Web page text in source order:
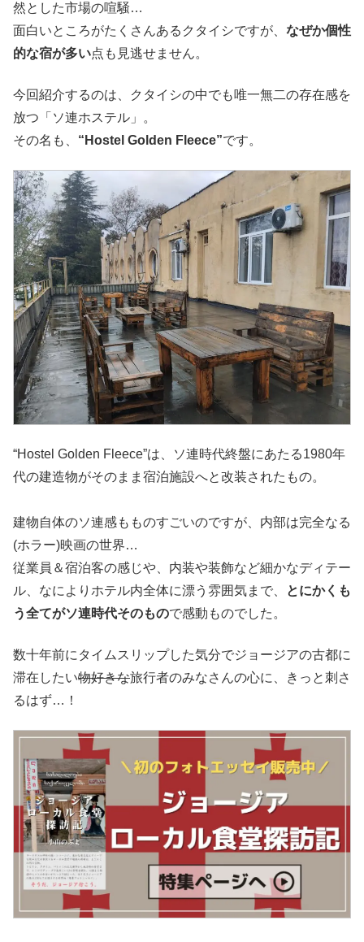
然とした市場の喧騒…
面白いところがたくさんあるクタイシですが、 なぜか個性
的な宿が多い点も見逃せません。
今回紹介するのは、クタイシの中でも唯一無二の存在感を
放つ「ソ連ホステル」。
その名も、 “Hostel Golden Fleece”です。
“Hostel Golden Fleece”は、ソ連時代終盤にあたる1980年
代の建造物がそのまま宿泊施設へと改装されたもの。
建物自体のソ連感もものすごいのですが、内部は完全なる
(ホラー)映画の世界…
従業員＆宿泊客の感じや、内装や装飾など細かなディテー
ル、なによりホテル内全体に漂う雰囲気まで、
とにかくも
う全てがソ連時代そのもので感動ものでした。
数十年前にタイムスリップした気分でジョージアの古都に
滞在したい物好きな旅行者のみなさんの心に、きっと刺さ
るはず…！